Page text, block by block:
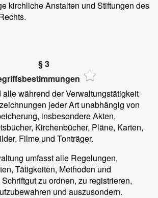
kirchliche Anstalten und Stiftungen des
§ 3
alle während der Verwaltungstätigkeit
jeder Art unabhängig von
insbesondere Akten,
Kirchenbücher, Pläne, Karten,
Filme und Tonträger.
umfasst alle Regelungen,
Tätigkeiten, Methoden und
zu ordnen, zu registrieren,
und auszusondern.